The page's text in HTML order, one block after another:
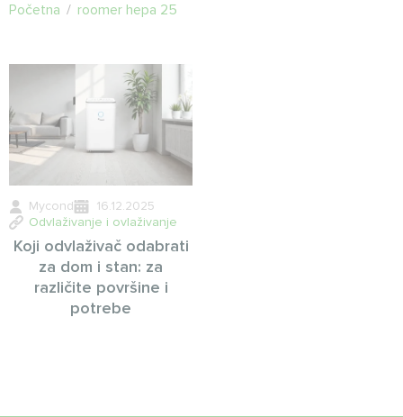
Početna / roomer hepa 25
Mycond
16.12.2025
Odvlaživanje i ovlaživanje
Koji odvlaživač odabrati
za dom i stan: za
različite površine i
potrebe